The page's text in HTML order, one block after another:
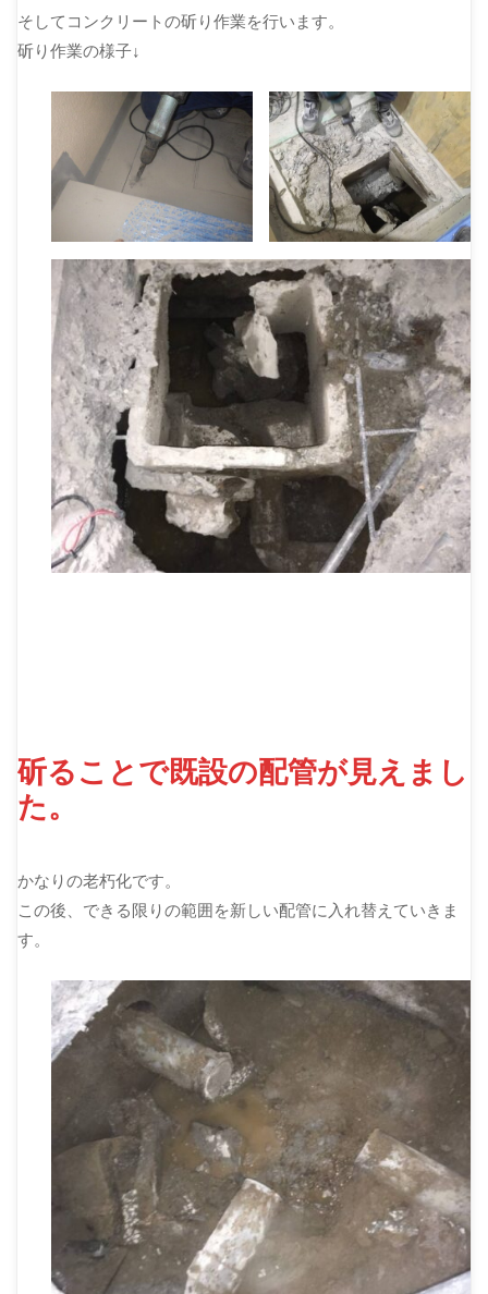
そしてコンクリートの斫り作業を行います。
斫り作業の様子↓
斫ることで既設の配管が見えまし
た。
かなりの老朽化です。
この後、できる限りの範囲を新しい配管に入れ替えていきま
す。